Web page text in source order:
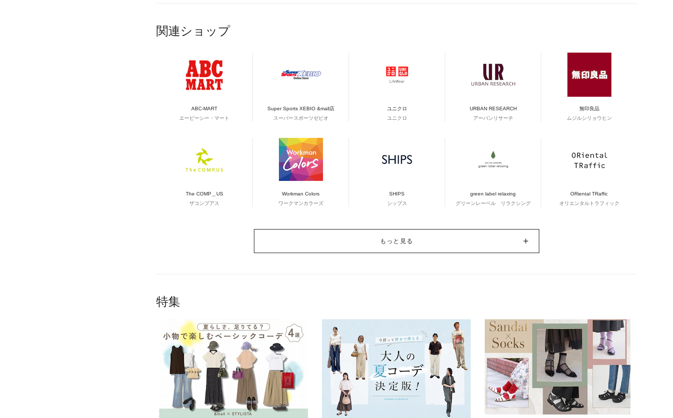
関連ショップ
ABC-MART
エービーシー・マート
Super Sports XEBIO &mall店
スーパースポーツゼビオ
ユニクロ
ユニクロ
URBAN RESEARCH
アーバンリサーチ
無印良品
ムジルシリョウヒン
The COMP＿US
ザコンプアス
Workman Colors
ワークマンカラーズ
SHIPS
シップス
green label relaxing
グリーンレーベル リラクシング
ORiental TRaffic
オリエンタルトラフィック
もっと見る
特集